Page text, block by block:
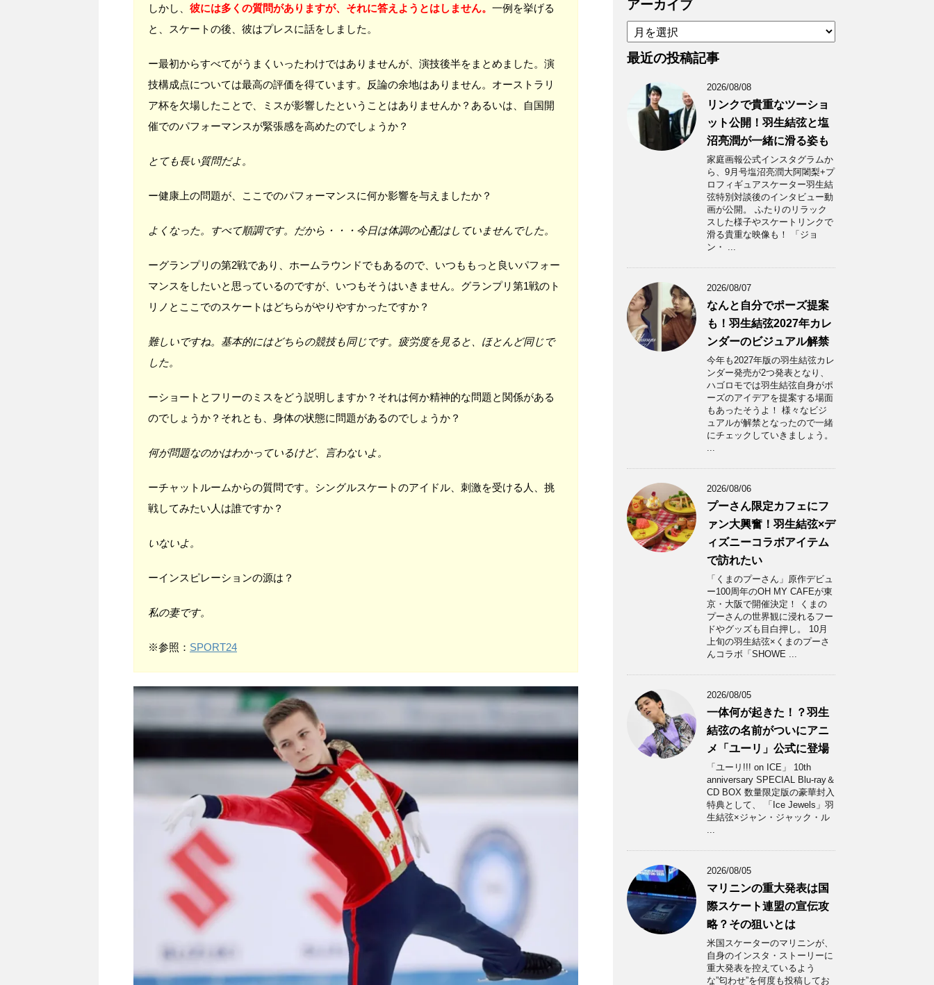
しかし、 彼には多くの質問がありますが、それに答えようとはしません。 一例を挙げる
と、スケートの後、彼はプレスに話をしました。
ー最初からすべてがうまくいったわけではありませんが、演技後半をまとめました。演
技構成点については最高の評価を得ています。反論の余地はありません。オーストラリ
ア杯を欠場したことで、ミスが影響したということはありませんか？あるいは、自国開
催でのパフォーマンスが緊張感を高めたのでしょうか？
とても長い質問だよ。
ー健康上の問題が、ここでのパフォーマンスに何か影響を与えましたか？
よくなった。すべて順調です。だから・・・今日は体調の心配はしていませんでした。
ーグランプリの第2戦であり、ホームラウンドでもあるので、いつももっと良いパフォー
マンスをしたいと思っているのですが、いつもそうはいきません。グランプリ第1戦のト
リノとここでのスケートはどちらがやりやすかったですか？
難しいですね。基本的にはどちらの競技も同じです。疲労度を見ると、ほとんど同じで
した。
ーショートとフリーのミスをどう説明しますか？それは何か精神的な問題と関係がある
のでしょうか？それとも、身体の状態に問題があるのでしょうか？
何が問題なのかはわかっているけど、言わないよ。
ーチャットルームからの質問です。シングルスケートのアイドル、刺激を受ける人、挑
戦してみたい人は誰ですか？
いないよ。
ーインスピレーションの源は？
私の妻です。
※参照： SPORT24
ゴ
ー
アーカイブ
ア
ー
カ
最近の投稿記事
2026/08/08
リンクで貴重なツーショ
ット公開！羽生結弦と塩
沼亮潤が一緒に滑る姿も
家庭画報公式インスタグラムか
ら、9月号塩沼亮潤大阿闍梨+プ
ロフィギュアスケーター羽生結
弦特別対談後のインタビュー動
画が公開。 ふたりのリラック
スした様子やスケートリンクで
滑る貴重な映像も！ 「ジョ
ン・ ...
2026/08/07
なんと自分でポーズ提案
も！羽生結弦2027年カレ
ンダーのビジュアル解禁
今年も2027年版の羽生結弦カレ
ンダー発売が2つ発表となり、
ハゴロモでは羽生結弦自身がポ
ーズのアイデアを提案する場面
もあったそうよ！ 様々なビジ
ュアルが解禁となったので一緒
にチェックしていきましょう。
...
2026/08/06
プーさん限定カフェにフ
ァン大興奮！羽生結弦×デ
ィズニーコラボアイテム
で訪れたい
「くまのプーさん」原作デビュ
ー100周年のOH MY CAFEが東
京・大阪で開催決定！ くまの
プーさんの世界観に浸れるフー
ドやグッズも目白押し。 10月
上旬の羽生結弦×くまのプーさ
んコラボ「SHOWE ...
2026/08/05
一体何が起きた！？羽生
結弦の名前がついにアニ
メ「ユーリ」公式に登場
「ユーリ!!! on ICE」 10th
anniversary SPECIAL Blu-ray＆
CD BOX 数量限定版の豪華封入
特典として、 「Ice Jewels」羽
生結弦×ジャン・ジャック・ル
...
2026/08/05
マリニンの重大発表は国
際スケート連盟の宣伝攻
略？その狙いとは
米国スケーターのマリニンが、
自身のインスタ・ストーリーに
重大発表を控えているよう
な”匂わせ”を何度も投稿してお